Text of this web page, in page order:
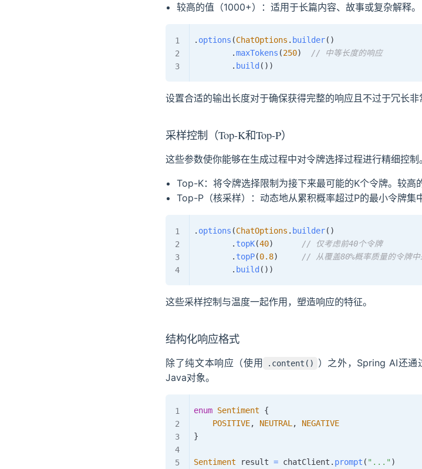
较高的值（1000+）：适用于长篇内容、故事或复杂解释。
. options (ChatOptions . builder( )
.maxTokens (250)
// 中等长度的响应
. build ( ) )
设置合适的输出长度对于确保获得完整的响应且不过于冗长非
采样控制（Top-K和Top-P）
这些参数使你能够在生成过程中对令牌选择过程进行精细控制。
Top-K：将令牌选择限制为接下来最可能的K个令牌。较高
Top-P（核采样）：动态地从累积概率超过P的最小令牌集
. options (ChatOptions . builder( )
. topK(40)
// 仅考虑前40个令牌
. topP(0.8)
// 从覆盖80%概率质量的令牌中
. build ( ) )
这些采样控制与温度一起作用，塑造响应的特征。
结构化响应格式
除了纯文本响应（使用 .content() ）之外，Spring AI还通
Java对象。
enum Sentiment
{
POSITIVE, NEUTRAL ,
NEGATIVE
}
Sentiment result = chatClient . prompt ( "..." )